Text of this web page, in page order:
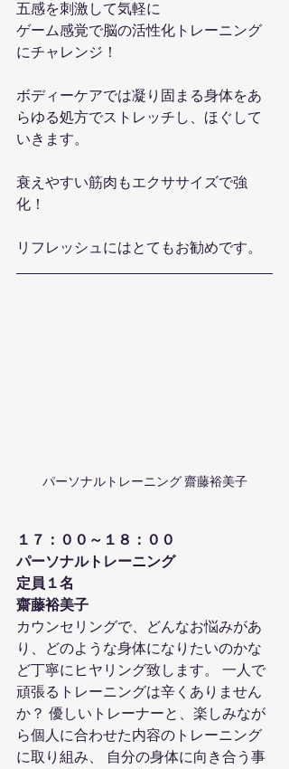
五感を刺激して気軽に
ゲーム感覚で脳の活性化トレーニング
にチャレンジ！
ボディーケアでは凝り固まる身体をあ
らゆる処方でストレッチし、ほぐして
いきます。
衰えやすい筋肉もエクササイズで強
化！
リフレッシュにはとてもお勧めです。
パーソナルトレーニング 齋藤裕美子
１７：００～１８：００
パーソナルトレーニング
定員１名
齋藤裕美子
カウンセリングで、どんなお悩みがあ
り、どのような身体になりたいのかな
ど丁寧にヒヤリング致します。 一人で
頑張るトレーニングは辛くありません
か？ 優しいトレーナーと、楽しみなが
ら個人に合わせた内容のトレーニング
に取り組み、 自分の身体に向き合う事